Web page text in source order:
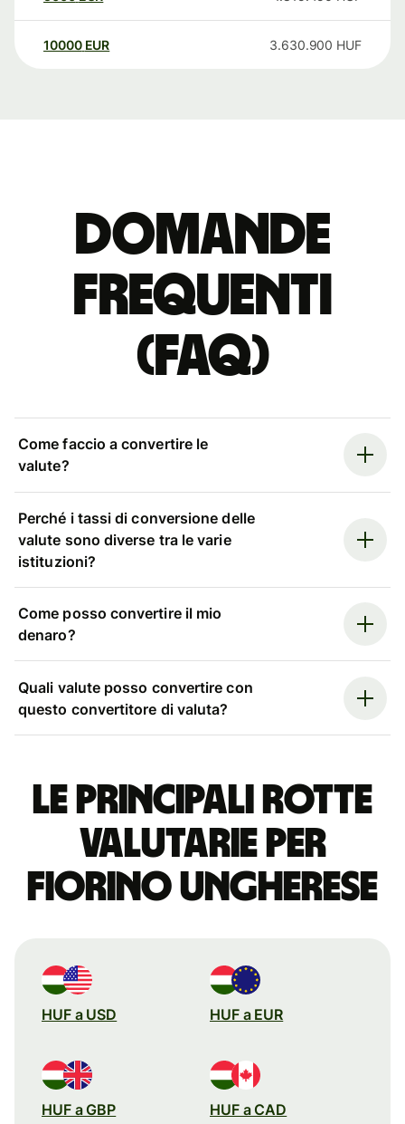
10000 EUR 3.630.900 HUF
Domande
Frequenti
(FAQ)
Come faccio a convertire le
valute?
Perché i tassi di conversione delle
valute sono diverse tra le varie
istituzioni?
Come posso convertire il mio
denaro?
Quali valute posso convertire con
questo convertitore di valuta?
Le principali rotte
valutarie per
fiorino ungherese
HUF a USD HUF a EUR
HUF a GBP HUF a CAD